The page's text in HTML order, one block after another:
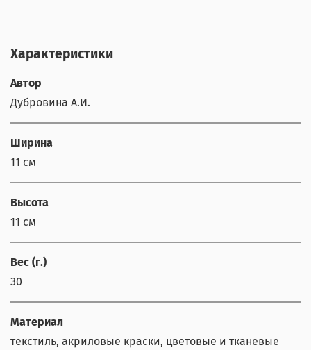
Характеристики
Автор
Дубровина А.И.
Ширина
11 см
Высота
11 см
Вес (г.)
30
Материал
текстиль, акриловые краски, цветовые и тканевые